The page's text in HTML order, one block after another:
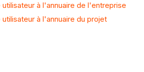
à l'annuaire de l'entreprise
à l'annuaire du projet